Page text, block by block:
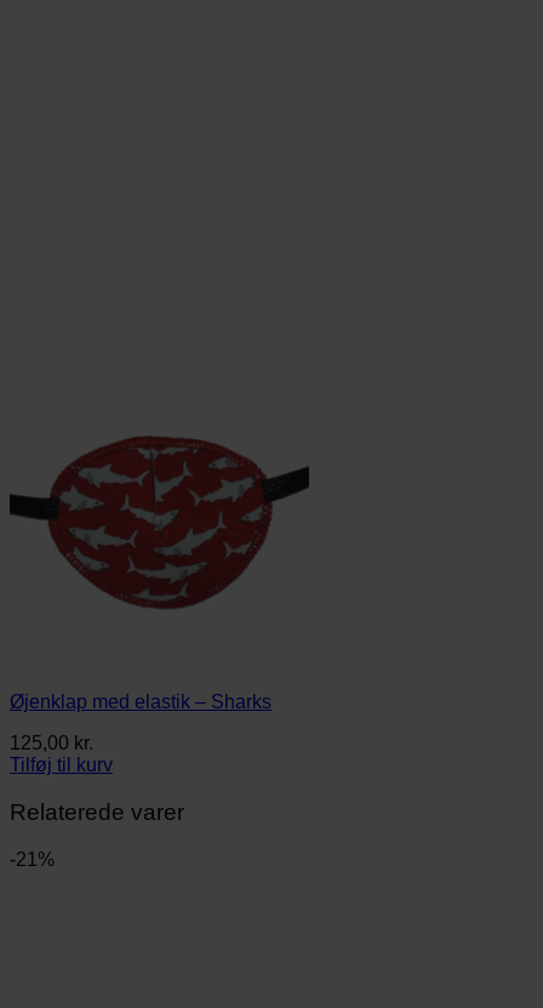
Øjenklap med elastik – Sharks
125,00 kr.
Tilføj til kurv
Relaterede varer
-21%